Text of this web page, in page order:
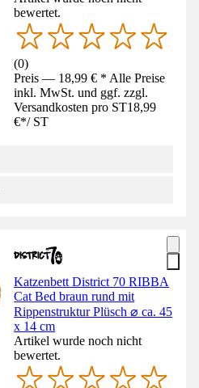
bewertet.
(0)
Preis — 18,99 € * Alle Preise
inkl. MwSt. und ggf. zzgl.
Versandkosten pro ST18,99
€*/ ST
Katzenbett District 70 RIBBA
Cat Bed braun rund mit
Rippenstruktur Plüsch ⌀ ca. 45
x 14 cm
Artikel wurde noch nicht
bewertet.